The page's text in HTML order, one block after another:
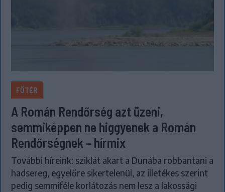
FŐTÉR
A Román Rendőrség azt üzeni,
semmiképpen ne higgyenek a Román
Rendőrségnek – hírmix
További híreink: sziklát akart a Dunába robbantani a
hadsereg, egyelőre sikertelenül, az illetékes szerint
pedig semmiféle korlátozás nem lesz a lakossági